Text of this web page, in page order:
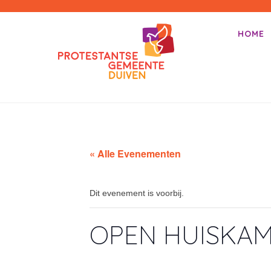
Primair
Spring
HOME
« Alle Evenementen
Dit evenement is voorbij.
OPEN